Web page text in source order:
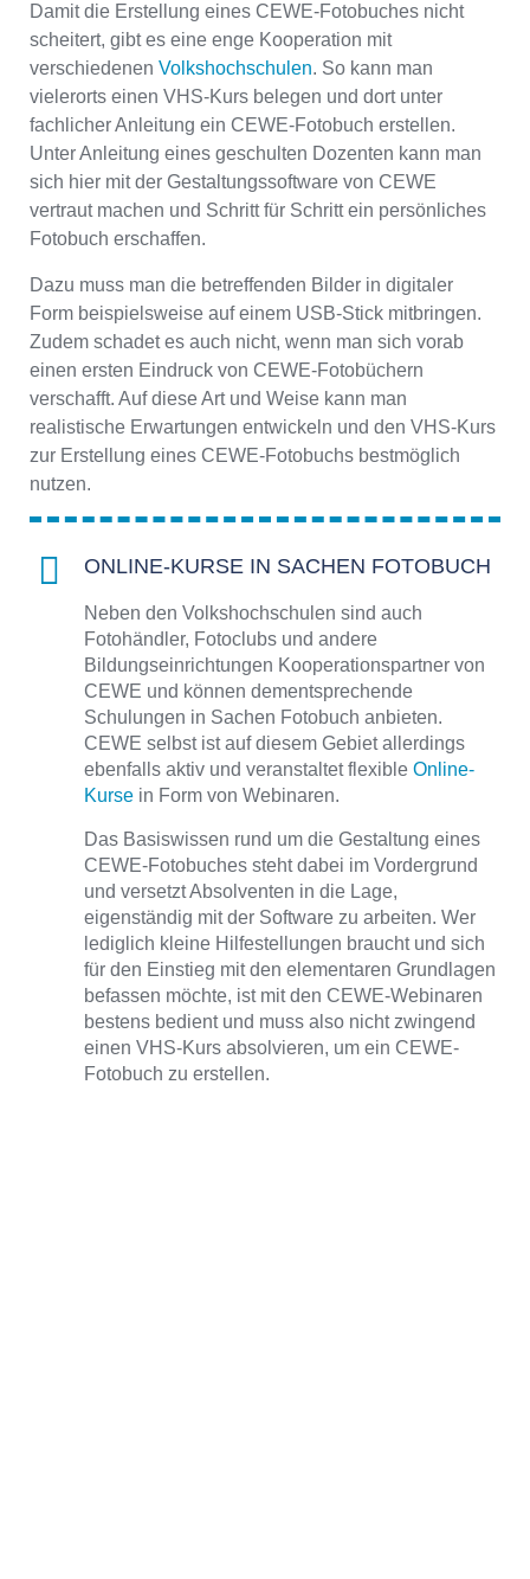
Damit die Erstellung eines CEWE-Fotobuches nicht
scheitert, gibt es eine enge Kooperation mit
verschiedenen Volkshochschulen. So kann man
vielerorts einen VHS-Kurs belegen und dort unter
fachlicher Anleitung ein CEWE-Fotobuch erstellen.
Unter Anleitung eines geschulten Dozenten kann man
sich hier mit der Gestaltungssoftware von CEWE
vertraut machen und Schritt für Schritt ein persönliches
Fotobuch erschaffen.
Dazu muss man die betreffenden Bilder in digitaler
Form beispielsweise auf einem USB-Stick mitbringen.
Zudem schadet es auch nicht, wenn man sich vorab
einen ersten Eindruck von CEWE-Fotobüchern
verschafft. Auf diese Art und Weise kann man
realistische Erwartungen entwickeln und den VHS-Kurs
zur Erstellung eines CEWE-Fotobuchs bestmöglich
nutzen.
ONLINE-KURSE IN SACHEN FOTOBUCH
Neben den Volkshochschulen sind auch
Fotohändler, Fotoclubs und andere
Bildungseinrichtungen Kooperationspartner von
CEWE und können dementsprechende
Schulungen in Sachen Fotobuch anbieten.
CEWE selbst ist auf diesem Gebiet allerdings
ebenfalls aktiv und veranstaltet flexible Online-
Kurse in Form von Webinaren.
Das Basiswissen rund um die Gestaltung eines
CEWE-Fotobuches steht dabei im Vordergrund
und versetzt Absolventen in die Lage,
eigenständig mit der Software zu arbeiten. Wer
lediglich kleine Hilfestellungen braucht und sich
für den Einstieg mit den elementaren Grundlagen
befassen möchte, ist mit den CEWE-Webinaren
bestens bedient und muss also nicht zwingend
einen VHS-Kurs absolvieren, um ein CEWE-
Fotobuch zu erstellen.